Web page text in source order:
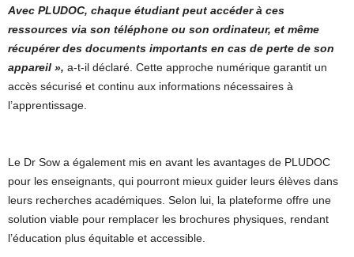
Avec PLUDOC, chaque étudiant peut accéder à ces
ressources via son téléphone ou son ordinateur, et même
récupérer des documents importants en cas de perte de son
appareil », a-t-il déclaré. Cette approche numérique garantit un
accès sécurisé et continu aux informations nécessaires à
l’apprentissage.
Le Dr Sow a également mis en avant les avantages de PLUDOC
pour les enseignants, qui pourront mieux guider leurs élèves dans
leurs recherches académiques. Selon lui, la plateforme offre une
solution viable pour remplacer les brochures physiques, rendant
l’éducation plus équitable et accessible.